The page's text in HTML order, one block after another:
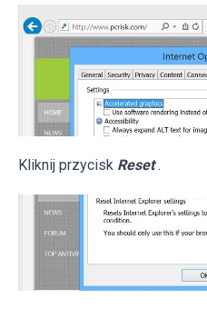
Kliknij przycisk Reset .